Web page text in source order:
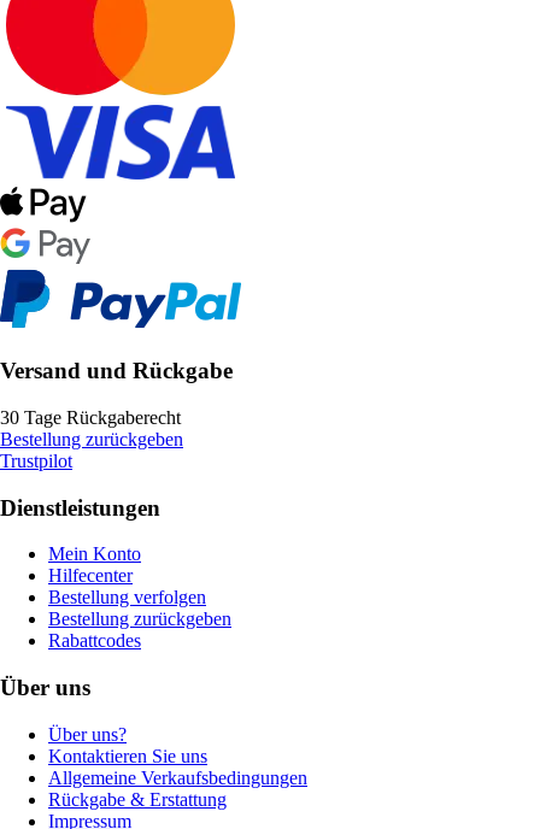
Versand und Rückgabe
30 Tage Rückgaberecht
Bestellung zurückgeben
Trustpilot
Dienstleistungen
Mein Konto
Hilfecenter
Bestellung verfolgen
Bestellung zurückgeben
Rabattcodes
Über uns
Über uns?
Kontaktieren Sie uns
Allgemeine Verkaufsbedingungen
Rückgabe & Erstattung
Impressum